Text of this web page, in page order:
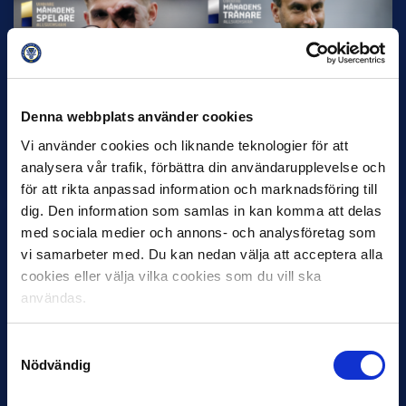
Denna webbplats använder cookies
Vi använder cookies och liknande teknologier för att
analysera vår trafik, förbättra din användarupplevelse och
för att rikta anpassad information och marknadsföring till
dig. Den information som samlas in kan komma att delas
med sociala medier och annons- och analysföretag som
vi samarbeter med. Du kan nedan välja att acceptera alla
cookies eller välja vilka cookies som du vill ska
användas.
Nödvändig
12 JUNI
Favorit i repris för Sirius i maj
Samma vinnare som i…
11 JUNI
VM-spelare med förflutet i Allsvenskan
Bosnien & Hercegovina Armin Gigovic — Helsingborgs IF